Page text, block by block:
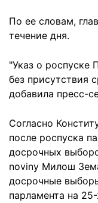
По ее словам,
течение дня.
"Указ о роспуске
без присутствия
добавила пресс-
Согласно
после роспуска
досрочных
noviny Милош
досрочные
парламента на